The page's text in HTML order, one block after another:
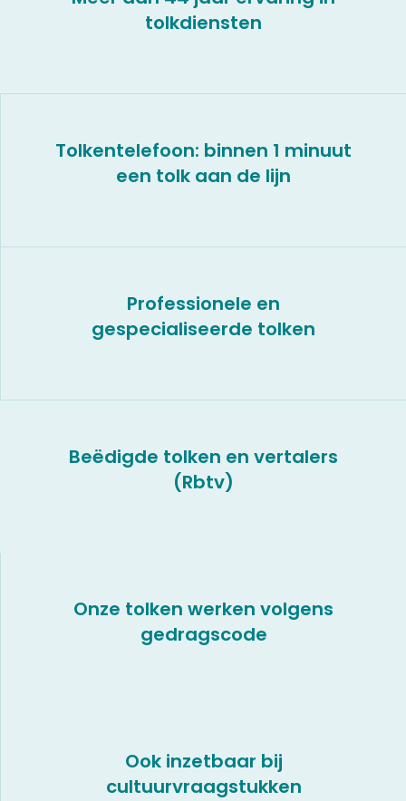
tolkdiensten
Tolkentelefoon: binnen 1 minuut
een tolk aan de lijn
Professionele en
gespecialiseerde tolken
Beëdigde tolken en vertalers
(Rbtv)
Onze tolken werken volgens
gedragscode
Ook inzetbaar bij
cultuurvraagstukken